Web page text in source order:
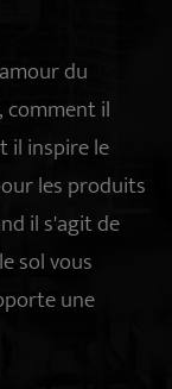
du
il
il inspire le
les produits
il s'agit de
sol vous
une